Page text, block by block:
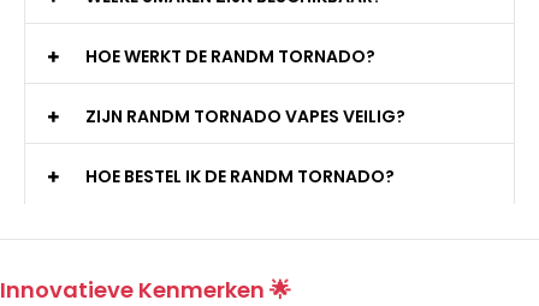
HOE WERKT DE RANDM TORNADO?
ZIJN RANDM TORNADO VAPES VEILIG?
HOE BESTEL IK DE RANDM TORNADO?
Innovatieve Kenmerken 🌟